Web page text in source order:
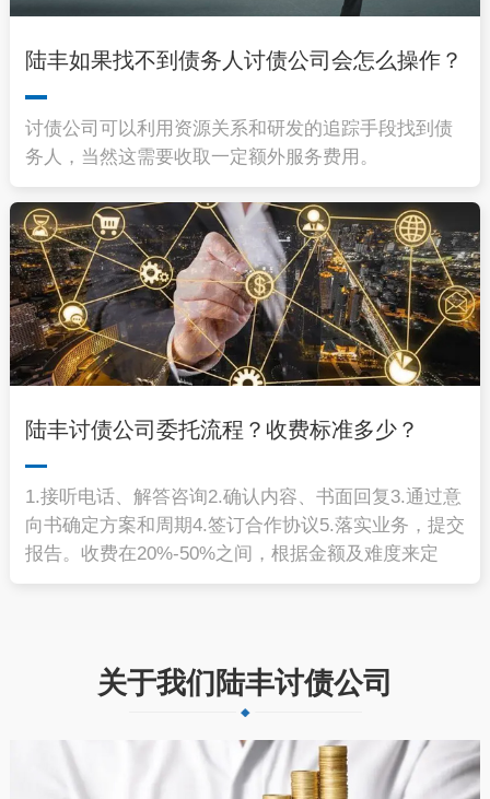
陆丰如果找不到债务人讨债公司会怎么操作？
讨债公司可以利用资源关系和研发的追踪手段找到债
务人，当然这需要收取一定额外服务费用。
陆丰讨债公司委托流程？收费标准多少？
1.接听电话、解答咨询2.确认内容、书面回复3.通过意
向书确定方案和周期4.签订合作协议5.落实业务，提交
报告。收费在20%-50%之间，根据金额及难度来定
关于我们陆丰讨债公司